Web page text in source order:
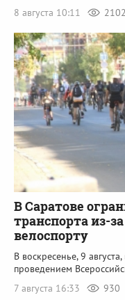
8 августа 10:11
2102
В Саратове
транспорта из-
велоспорту
В воскресенье, 9
проведением
7 августа 16:33
930